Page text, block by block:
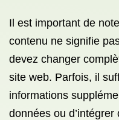
Il est important de
contenu ne signifie
devez changer
site web. Parfois, il
informations
données ou